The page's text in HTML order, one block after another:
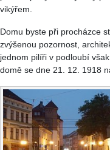
vikýřem.
Domu byste při procházce
zvýšenou pozornost,
jednom pilíři v podloubí
domě se dne 21. 12. 1918